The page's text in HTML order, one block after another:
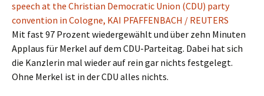
Mit fast 97 Prozent wiedergewählt und über zehn Minuten
Applaus für Merkel auf dem CDU-Parteitag. Dabei hat sich
die Kanzlerin mal wieder auf rein gar nichts festgelegt.
Ohne Merkel ist in der CDU alles nichts.